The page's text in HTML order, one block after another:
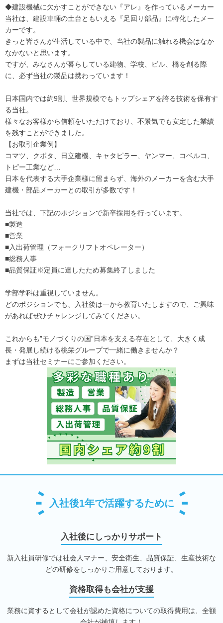
◆建設機械に欠かすことができない『アレ』を作っているメーカー
当社は、建設車輛の土台ともいえる『足回り部品』に特化したメー
カーです。
きっと皆さんが生活している中で、当社の製品に触れる機会はなか
なかないと思います。
ですが、みなさんが暮らしている建物、学校、ビル、橋を創る際
に、必ず当社の製品は携わっています！
日本国内では約9割、世界規模でもトップシェアを誇る技術を保有す
る当社。
様々なお客様から信頼をいただけており、不景気でも安定した業績
を残すことができました。
【お取引企業例】
コマツ、クボタ、日立建機、キャタピラー、ヤンマー、コベルコ、
トピー工業など…
日本を代表する大手企業様に留まらず、海外のメーカーを含む大手
建機・部品メーカーとの取引が多数です！
当社では、下記のポジションで新卒採用を行っています。
■製造
■営業
■入出荷管理（フォークリフトオペレーター）
■総務人事
■品質保証※定員に達したため募集終了しました
学部学科は重視していません。
どのポジションでも、入社後は一から教育いたしますので、ご興味
があればぜひチャレンジしてみてください。
これからも”モノづくりの国”日本を支える存在として、大きく成
長・発展し続ける桃栄グループで一緒に働きませんか？
まずは当社セミナーにご参加ください。
入社後1年で活躍するために
入社後にしっかりサポート
新入社員研修では社会人マナー、安全衛生、品質保証、生産技術な
どの研修をしっかりご用意しております。
資格取得も会社が支援
業務に資するとして会社が認めた資格についての取得費用は、全額